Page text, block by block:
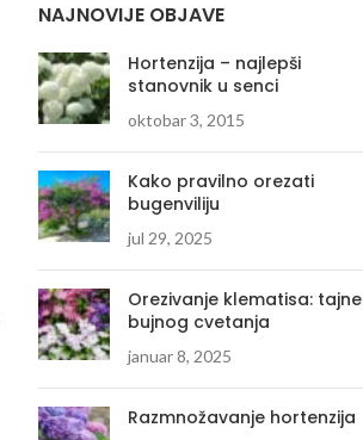
NAJNOVIJE OBJAVE
Hortenzija – najlepši
stanovnik u senci
oktobar 3, 2015
Kako pravilno orezati
bugenviliju
jul 29, 2025
Orezivanje klematisa: tajne
bujnog cvetanja
januar 8, 2025
Razmnožavanje hortenzija